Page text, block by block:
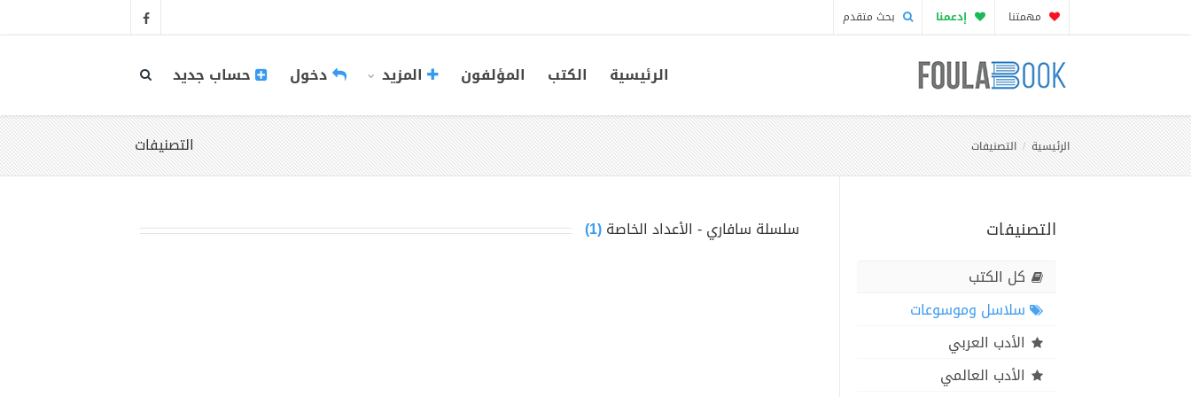
مهمتنا إدعمنا بحث متقدم
الرئيسية الكتب المؤلفون المزيد دخول حساب جديد
التصنيفات الرئيسية التصنيفات
التصنيفات
كل الكتب
سلاسل وموسوعات
الأدب العربي
الأدب العالمي
سلسلة سافاري - الأعداد الخاصة(1)